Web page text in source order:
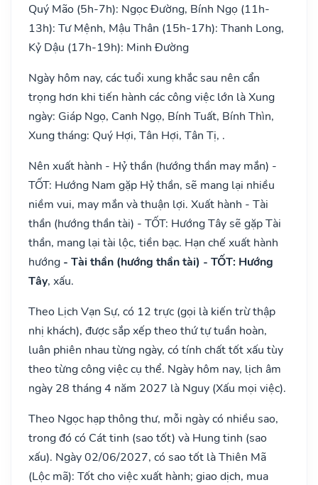
Quý Mão (5h-7h): Ngọc Đường, Bính Ngọ (11h-
13h): Tư Mệnh, Mậu Thân (15h-17h): Thanh Long,
Kỷ Dậu (17h-19h): Minh Đường
Ngày hôm nay, các tuổi xung khắc sau nên cẩn
trọng hơn khi tiến hành các công việc lớn là Xung
ngày: Giáp Ngọ, Canh Ngọ, Bính Tuất, Bính Thìn,
Xung tháng: Quý Hợi, Tân Hợi, Tân Tị, .
Nên xuất hành - Hỷ thần (hướng thần may mắn) -
TỐT: Hướng Nam gặp Hỷ thần, sẽ mang lại nhiều
niềm vui, may mắn và thuận lợi. Xuất hành - Tài
thần (hướng thần tài) - TỐT: Hướng Tây sẽ gặp Tài
thần, mang lại tài lộc, tiền bạc. Hạn chế xuất hành
hướng - Tài thần (hướng thần tài) - TỐT: Hướng
Tây, xấu.
Theo Lịch Vạn Sự, có 12 trực (gọi là kiến trừ thập
nhị khách), được sắp xếp theo thứ tự tuần hoàn,
luân phiên nhau từng ngày, có tính chất tốt xấu tùy
theo từng công việc cụ thể. Ngày hôm nay, lịch âm
ngày 28 tháng 4 năm 2027 là Nguy (Xấu mọi việc).
Theo Ngọc hạp thông thư, mỗi ngày có nhiều sao,
trong đó có Cát tinh (sao tốt) và Hung tinh (sao
xấu). Ngày 02/06/2027, có sao tốt là Thiên Mã
(Lộc mã): Tốt cho việc xuất hành; giao dịch, mua